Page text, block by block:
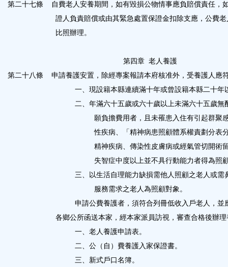
第二十七條
自費老人安養期間，如有毀損公物情事應負賠償責任，
證人負責賠償或由其緊急處置保證金扣除支應，公費
比照辦理。
第四章 老人養護
第二十八條
申請養護安置，除經專案報請本府核准外，受養護人應
一、現設籍本縣連續滿十年或曾設籍本縣二十年
二、年滿六十五歲或六十歲以上未滿六十五歲無
願負擔費用者，且未罹患入住有引起群聚
性疾病、「精神病患照顧體系權責劃分表
精神疾病、傳染性皮膚病或經氣管切開術
失智症中度以上並不具行動能力者得為照
三、以生活自理能力缺損需他人照顧之老人或需
服務需求之老人為照顧對象。
申請公費養護者，須符合列冊低收入戶老人，並
各鄉公所函送本家，經本家派員訪視，審查合格後辦
一、老人養護申請表。
二、公（自）費養護入家保證書。
三、新式戶口名簿。